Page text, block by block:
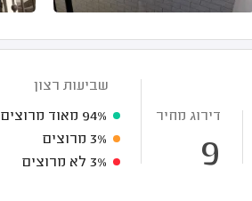
דירוג מחיר
9
שביעות רצון
94% מאוד מרוצים
3% מרוצים
3% לא מרוצים